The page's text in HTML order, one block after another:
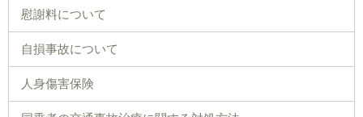
慰謝料について
自損事故について
人身傷害保険